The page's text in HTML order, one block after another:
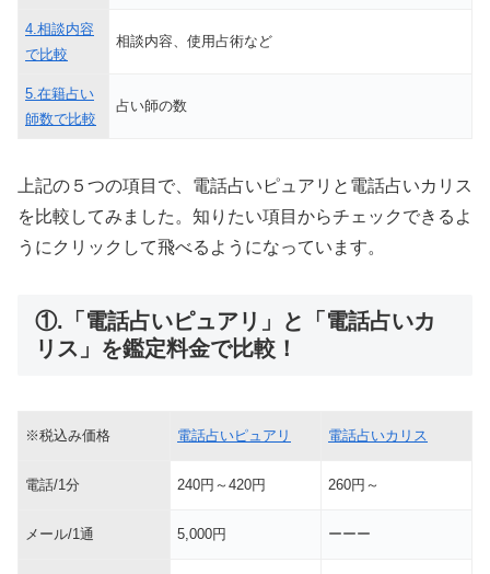
4.相談内容
で比較
相談内容、使用占術など
5.在籍占い
師数で比較
占い師の数
上記の５つの項目で、電話占いピュアリと電話占いカリス
を比較してみました。知りたい項目からチェックできるよ
うにクリックして飛べるようになっています。
①.「電話占いピュアリ」と「電話占いカ
リス」を鑑定料金で比較！
※税込み価格 電話占いピュアリ 電話占いカリス
電話/1分 240円～420円 260円～
メール/1通 5,000円 ーーー